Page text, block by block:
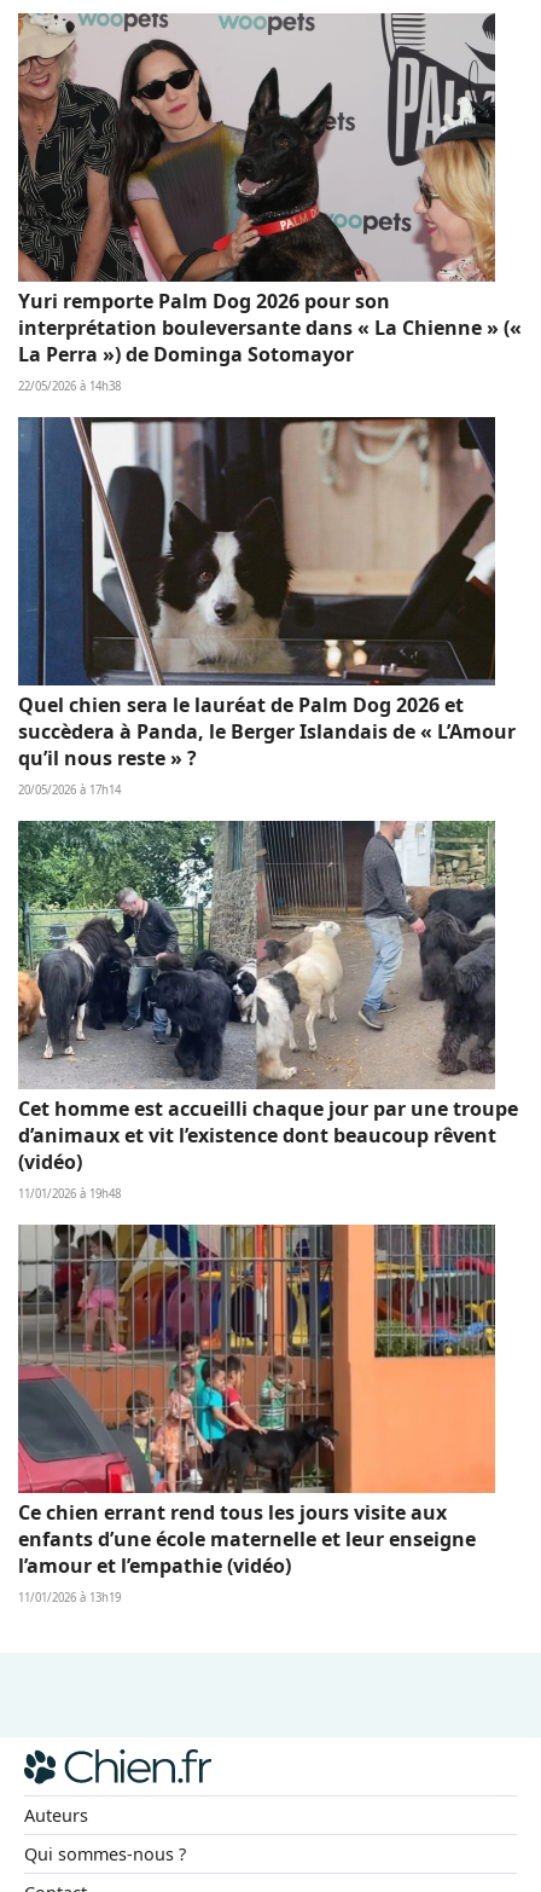
Yuri remporte Palm Dog 2026 pour son
interprétation bouleversante dans « La Chienne » («
La Perra ») de Dominga Sotomayor
22/05/2026 à 14h38
Quel chien sera le lauréat de Palm Dog 2026 et
succèdera à Panda, le Berger Islandais de « L’Amour
qu’il nous reste » ?
20/05/2026 à 17h14
Cet homme est accueilli chaque jour par une troupe
d’animaux et vit l’existence dont beaucoup rêvent
(vidéo)
11/01/2026 à 19h48
Ce chien errant rend tous les jours visite aux
enfants d’une école maternelle et leur enseigne
l’amour et l’empathie (vidéo)
11/01/2026 à 13h19
Auteurs
Qui sommes-nous ?